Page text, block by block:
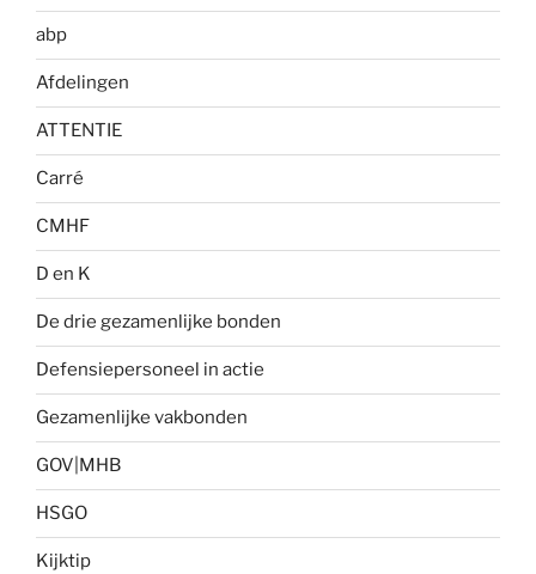
abp
Afdelingen
ATTENTIE
Carré
CMHF
D en K
De drie gezamenlijke bonden
Defensiepersoneel in actie
Gezamenlijke vakbonden
GOV|MHB
HSGO
Kijktip